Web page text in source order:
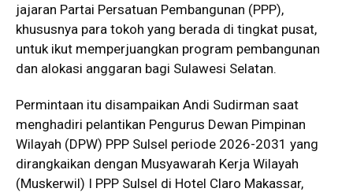
jajaran Partai Persatuan Pembangunan (PPP),
khususnya para tokoh yang berada di tingkat pusat,
untuk ikut memperjuangkan program pembangunan
dan alokasi anggaran bagi Sulawesi Selatan.
Permintaan itu disampaikan Andi Sudirman saat
menghadiri pelantikan Pengurus Dewan Pimpinan
Wilayah (DPW) PPP Sulsel periode 2026-2031 yang
dirangkaikan dengan Musyawarah Kerja Wilayah
(Muskerwil) I PPP Sulsel di Hotel Claro Makassar,